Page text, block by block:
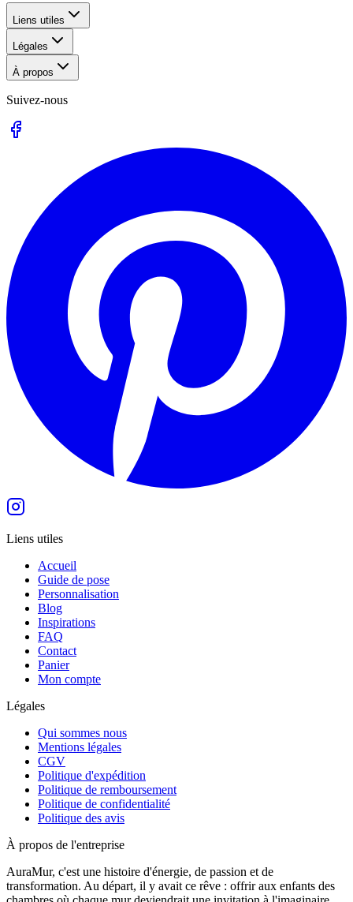
Liens utiles
Légales
À propos
Suivez-nous
Liens utiles
Accueil
Guide de pose
Personnalisation
Blog
Inspirations
FAQ
Contact
Panier
Mon compte
Légales
Qui sommes nous
Mentions légales
CGV
Politique d'expédition
Politique de remboursement
Politique de confidentialité
Politique des avis
À propos de l'entreprise
AuraMur, c'est une histoire d'énergie, de passion et de
transformation. Au départ, il y avait ce rêve : offrir aux enfants des